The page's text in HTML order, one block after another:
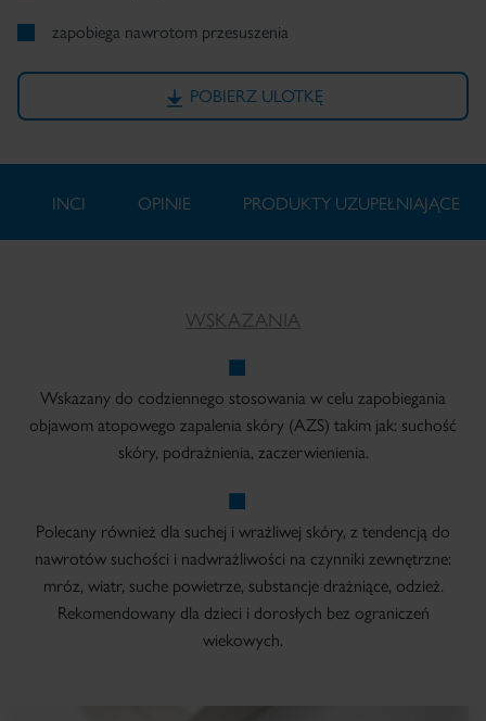
zapobiega nawrotom przesuszenia
POBIERZ ULOTKĘ
INCI OPINIE PRODUKTY UZUPEŁNIAJĄCE
WSKAZANIA
Wskazany do codziennego stosowania w celu zapobiegania
objawom atopowego zapalenia skóry (AZS) takim jak: suchość
skóry, podrażnienia, zaczerwienienia.
Polecany również dla suchej i wrażliwej skóry, z tendencją do
nawrotów suchości i nadwrażliwości na czynniki zewnętrzne:
mróz, wiatr, suche powietrze, substancje drażniące, odzież.
Rekomendowany dla dzieci i dorosłych bez ograniczeń
wiekowych.